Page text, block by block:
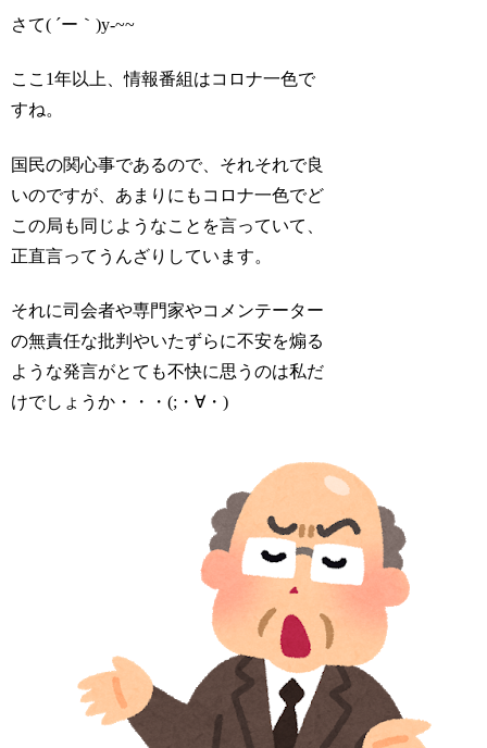
さて( ´ー｀)y-~~
ここ1年以上、情報番組はコロナ一色で
すね。
国民の関心事であるので、それそれで良
いのですが、あまりにもコロナ一色でど
この局も同じようなことを言っていて、
正直言ってうんざりしています。
それに司会者や専門家やコメンテーター
の無責任な批判やいたずらに不安を煽る
ような発言がとても不快に思うのは私だ
けでしょうか・・・(;・∀・)